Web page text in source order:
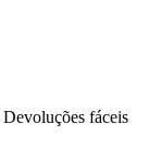
Devoluções fáceis